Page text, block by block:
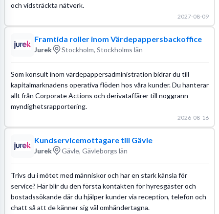
och vidsträckta nätverk.
2027-08-09
Framtida roller inom Värdepappersbackoffice
Jurek Stockholm, Stockholms län
Som konsult inom värdepappersadministration bidrar du till
kapitalmarknadens operativa flöden hos våra kunder. Du hanterar
allt från Corporate Actions och derivataffärer till noggrann
myndighetsrapportering.
2026-08-16
Kundservicemottagare till Gävle
Jurek Gävle, Gävleborgs län
Trivs du i mötet med människor och har en stark känsla för
service? Här blir du den första kontakten för hyresgäster och
bostadssökande där du hjälper kunder via reception, telefon och
chatt så att de känner sig väl omhändertagna.